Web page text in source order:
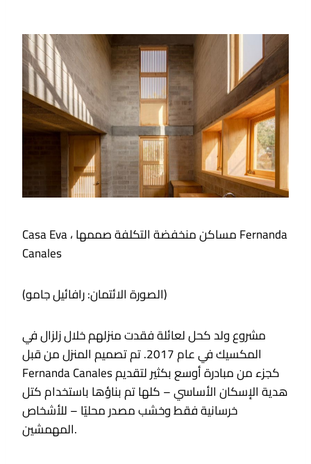
Casa Eva ، مساكن منخفضة التكلفة صممها Fernanda
Canales
(الصورة الائتمان: رافائيل جامو)
مشروع ولد كحل لعائلة فقدت منزلهم خلال زلزال في
المكسيك في عام 2017. تم تصميم المنزل من قبل
Fernanda Canales كجزء من مبادرة أوسع بكثير لتقديم
هدية الإسكان الأساسي – كلها تم بناؤها باستخدام كتل
خرسانية فقط وخشب مصدر محليًا – للأشخاص
المهمشين.